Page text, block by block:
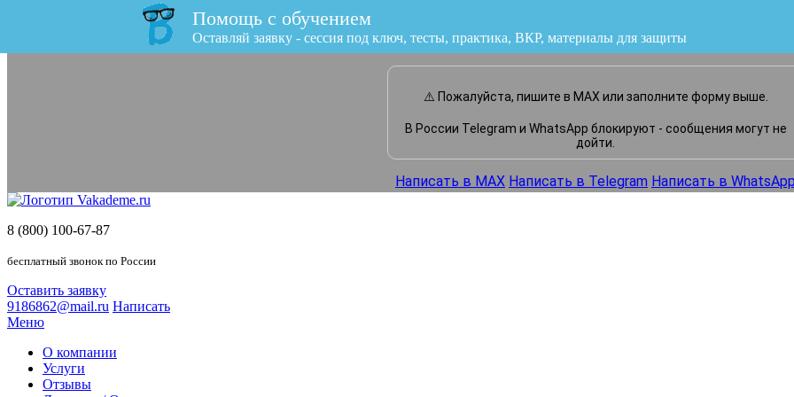
Помощь с обучением
Оставляй заявку - сессия под ключ, тесты, практика, ВКР
или напишите нам прямо сейчас
⚠️ Пожалуйста, пишите в MAX или заполните форму выше.
В России Telegram и WhatsApp блокируют - сообщения могут не
дойти.
Написать в MAX Написать в Telegram Написать в
8 (800) 100-67-87
бесплатный звонок по России
Оставить заявку
9186862@mail.ru Написать
Меню
О компании
Услуги
Отзывы